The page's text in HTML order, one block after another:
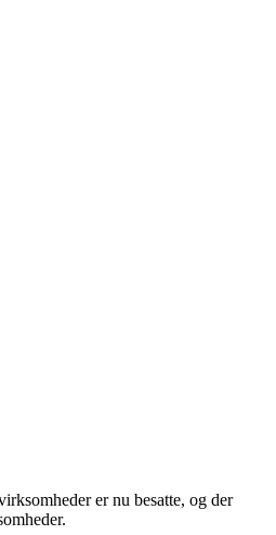
er nu besatte, og der